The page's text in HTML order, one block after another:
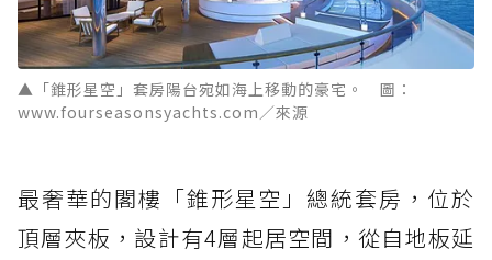
▲「錐形星空」套房陽台宛如海上移動的豪宅。 圖：
www.fourseasonsyachts.com／來源
最奢華的閣樓「錐形星空」總統套房，位於
頂層夾板，設計有4層起居空間，從自地板延